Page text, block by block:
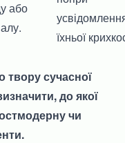
або
їхньої
твору сучасної
до якої
чи